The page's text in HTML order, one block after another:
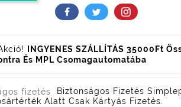
INGYENES SZÁLLÍTÁS 35000Ft
És MPL Csomagautomatába
Biztonságos Fizetés
Alatt Csak Kártyás Fizetés.